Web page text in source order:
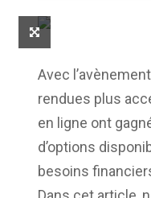
Avec
rendues plus
en ligne ont
d’options
besoins